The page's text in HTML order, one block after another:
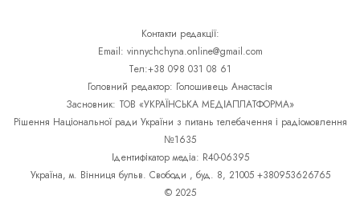
Контакти редакції:
Email: vinnychchyna.online@gmail.com
Тел:+38 098 031 08 61
Головний редактор: Голошивець Анастасія
Засновник: ТОВ «УКРАЇНСЬКА МЕДІАПЛАТФОРМА»
Рішення Національної ради України з питань телебачення і радіомовлення
№1635
Ідентифікатор медіа: R40-06395
Україна, м. Вінниця бульв. Свободи , буд. 8, 21005 +380953626765
© 2025